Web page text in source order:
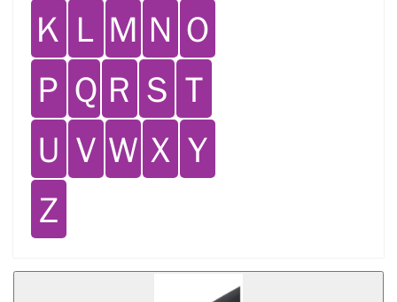
Ｋ Ｌ Ｍ Ｎ Ｏ
Ｐ Ｑ Ｒ Ｓ Ｔ
Ｕ Ｖ Ｗ Ｘ Ｙ
Ｚ